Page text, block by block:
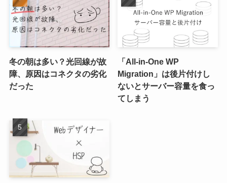
冬の朝は多い？光回線が故
障、原因はコネクタの劣化
だった
「All-in-One WP
Migration」は後片付けし
ないとサーバー容量を食っ
てしまう